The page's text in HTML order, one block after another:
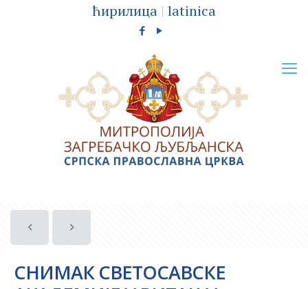
ћирилица | latinica
СНИМАК СВЕТОСАВСКЕ